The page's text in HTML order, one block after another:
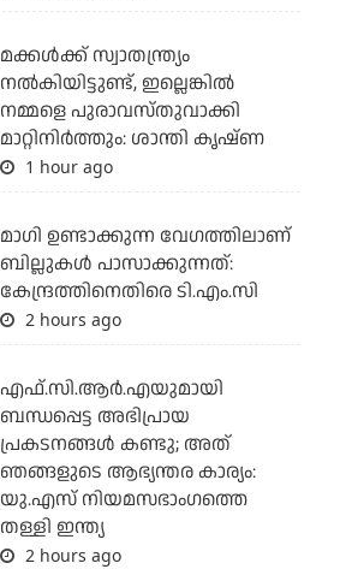
മക്കൾക്ക് സ്വാതന്ത്ര്യം
നൽകിയിട്ടുണ്ട്, ഇല്ലെങ്കിൽ
നമ്മളെ പുരാവസ്തുവാക്കി
മാറ്റിനിർത്തും: ശാന്തി കൃഷ്ണ
1 hour ago
മാഗി ഉണ്ടാക്കുന്ന വേഗത്തിലാണ്
ബില്ലുകള്‍ പാസാക്കുന്നത്:
കേന്ദ്രത്തിനെതിരെ ടി.എം.സി
2 hours ago
എഫ്.സി.ആര്‍.എയുമായി
ബന്ധപ്പെട്ട അഭിപ്രായ
പ്രകടനങ്ങള്‍ കണ്ടു; അത്
ഞങ്ങളുടെ ആഭ്യന്തര കാര്യം:
യു.എസ് നിയമസഭാംഗത്തെ
തള്ളി ഇന്ത്യ
2 hours ago